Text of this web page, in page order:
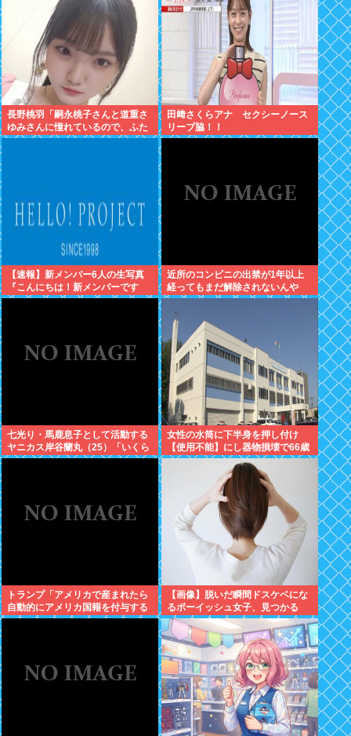
長野桃羽「嗣永桃子さんと道重さ
ゆみさんに憧れているので、ふた
りの憧れの部分をぎゅっと集めた
田﨑さくらアナ セクシーノース
リーブ脇！！
【速報】新メンバー6人の生写真
『こんにちは！新メンバーです
☆』
近所のコンビニの出禁が1年以上
経ってもまだ解除されないんや
が…
七光り・馬鹿息子として活動する
ヤニカス岸谷蘭丸（25）「いくら
税金を我々が払ってるんだと」
女性の水筒に下半身を押し付け
【使用不能】にし器物損壊で66歳
男性を逮捕。スマホで動画撮影し
トランプ「アメリカで産まれたら
自動的にアメリカ国籍を付与する
のをやめる！」
【画像】脱いだ瞬間ドスケベにな
るボーイッシュ女子、見つかる
www